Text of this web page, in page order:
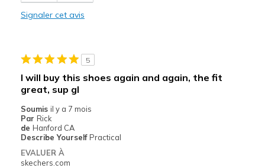
Loud squeaking
Casual Wear
Width
Feels true to width
Sizing
View On Shoes
Signaler cet avis
5
I will buy this shoes again and again, the fit
great, sup gl
Soumis il y a 7 mois
Par Rick
de Hanford CA
Describe Yourself Practical
EVALUER À
skechers.com